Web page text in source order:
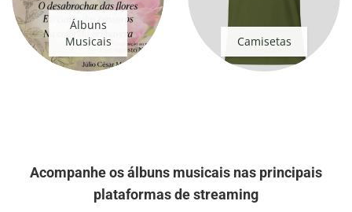
Álbuns
Musicais
Camisetas
Acompanhe os álbuns musicais nas principais
plataformas de streaming